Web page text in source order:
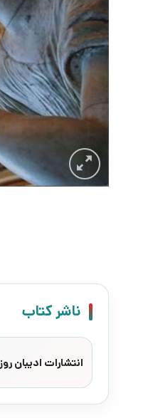
ناشر کتاب
انتشارات ادیبان روز